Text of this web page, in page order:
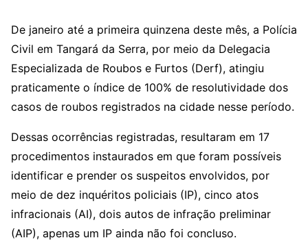
De janeiro até a primeira quinzena deste mês, a Polícia
Civil em Tangará da Serra, por meio da Delegacia
Especializada de Roubos e Furtos (Derf), atingiu
praticamente o índice de 100% de resolutividade dos
casos de roubos registrados na cidade nesse período.
Dessas ocorrências registradas, resultaram em 17
procedimentos instaurados em que foram possíveis
identificar e prender os suspeitos envolvidos, por
meio de dez inquéritos policiais (IP), cinco atos
infracionais (AI), dois autos de infração preliminar
(AIP), apenas um IP ainda não foi concluso.